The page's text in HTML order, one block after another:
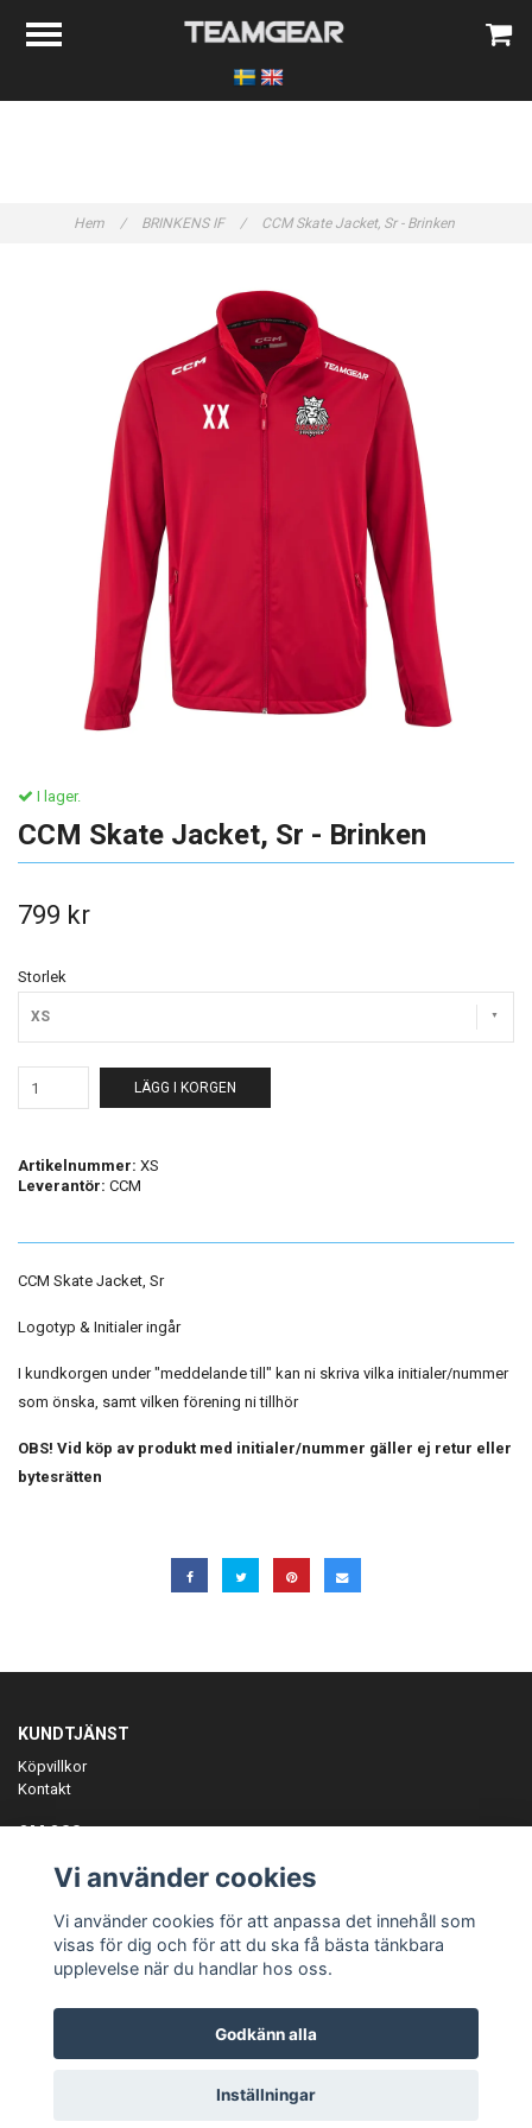
Hem / BRINKENS IF / CCM Skate Jacket, Sr - Brinken
I lager.
CCM Skate Jacket, Sr - Brinken
799 kr
Storlek
XS
LÄGG I KORGEN
Artikelnummer: XS
Leverantör: CCM
CCM Skate Jacket, Sr
Logotyp & Initialer ingår
I kundkorgen under "meddelande till" kan ni skriva vilka initialer/nummer
som önska, samt vilken förening ni tillhör
OBS! Vid köp av produkt med initialer/nummer gäller ej retur eller
bytesrätten
KUNDTJÄNST
Köpvillkor
Kontakt
OM OSS
ANMÄL DIG TILL VÅRT NYHETSBREV
Prenumerera
© Copyright Teamgear
Vi använder cookies
Vi använder cookies för att anpassa det innehåll som
visas för dig och för att du ska få bästa tänkbara
upplevelse när du handlar hos oss.
Godkänn alla
Inställningar